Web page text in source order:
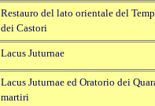
Restauro del lato orientale del
dei Castori
Lacus Juturnae
Lacus Juturnae ed Oratorio dei
martiri